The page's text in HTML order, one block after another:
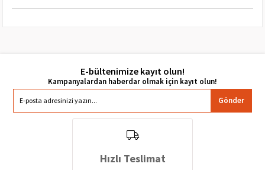
E-bültenimize kayıt olun!
Gönder
Hızlı Teslimat